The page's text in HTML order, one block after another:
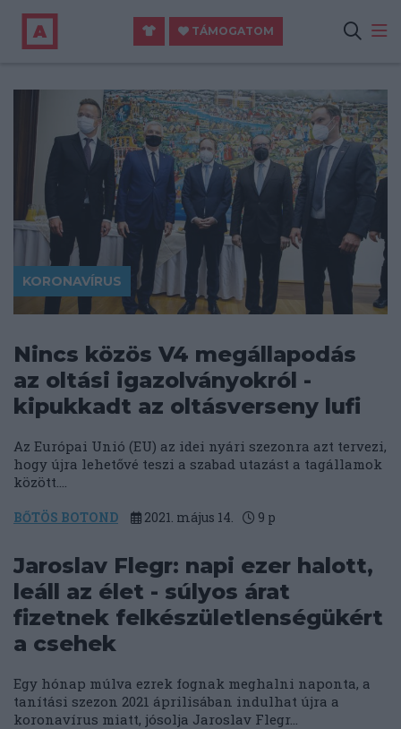
TÁMOGATOM
KORONAVÍRUS
Nincs közös V4 megállapodás
az oltási igazolványokról -
kipukkadt az oltásverseny lufi
Az Európai Unió (EU) az idei nyári szezonra azt tervezi,
hogy újra lehetővé teszi a szabad utazást a tagállamok
között....
BŐTÖS BOTOND 2021. május 14. 9 p
Jaroslav Flegr: napi ezer halott,
leáll az élet - súlyos árat
fizetnek felkészületlenségükért
a csehek
Egy hónap múlva ezrek fognak meghalni naponta, a
tanítási szezon 2021 áprilisában indulhat újra a
koronavírus miatt, jósolja Jaroslav Flegr...